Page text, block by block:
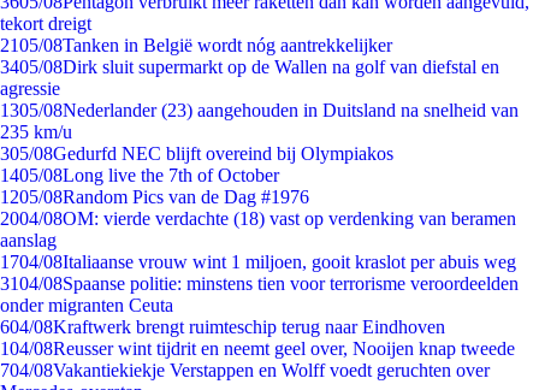
tekort dreigt
2105/08Tanken in België wordt nóg aantrekkelijker
3405/08Dirk sluit supermarkt op de Wallen na golf van diefstal en
agressie
1305/08Nederlander (23) aangehouden in Duitsland na snelheid van
235 km/u
305/08Gedurfd NEC blijft overeind bij Olympiakos
1405/08Long live the 7th of October
1205/08Random Pics van de Dag #1976
2004/08OM: vierde verdachte (18) vast op verdenking van beramen
aanslag
1704/08Italiaanse vrouw wint 1 miljoen, gooit kraslot per abuis weg
3104/08Spaanse politie: minstens tien voor terrorisme veroordeelden
onder migranten Ceuta
604/08Kraftwerk brengt ruimteschip terug naar Eindhoven
104/08Reusser wint tijdrit en neemt geel over, Nooijen knap tweede
704/08Vakantiekiekje Verstappen en Wolff voedt geruchten over